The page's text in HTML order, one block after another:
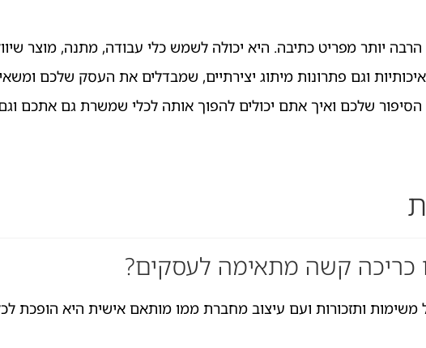
יותר מפריט כתיבה. היא יכולה לשמש כלי עבודה, מתנה, מוצר
וגם פתרונות מיתוג יצירתיים, שמבדלים את העסק שלכם
שלכם ואיך אתם יכולים להפוך אותה לכלי שמשרת גם אתכם
קשה מתאימה לעסקים?
משימות ותזכורות ועם עיצוב מחברת ממו מותאם אישית היא הופכת